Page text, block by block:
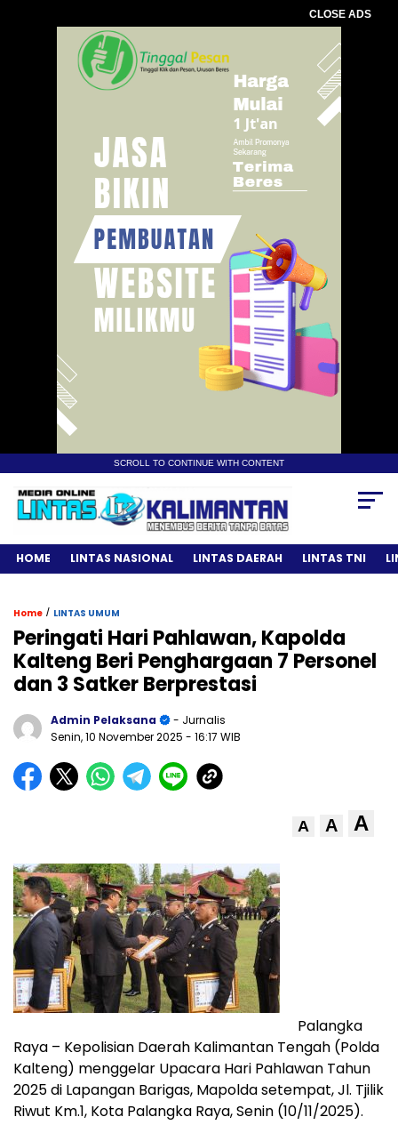
CLOSE ADS
SCROLL TO CONTINUE WITH CONTENT
HOME LINTAS NASIONAL LINTAS DAERAH LINTAS TNI
Home / LINTAS UMUM
Peringati Hari Pahlawan, Kapolda
Kalteng Beri Penghargaan 7 Personel
dan 3 Satker Berprestasi
Admin Pelaksana
- Jurnalis
Senin, 10 November 2025 - 16:17 WIB
A A A
Palangka
Raya – Kepolisian Daerah Kalimantan Tengah (Polda
Kalteng) menggelar Upacara Hari Pahlawan Tahun
2025 di Lapangan Barigas, Mapolda setempat, Jl. Tjilik
Riwut Km.1, Kota Palangka Raya, Senin (10/11/2025).